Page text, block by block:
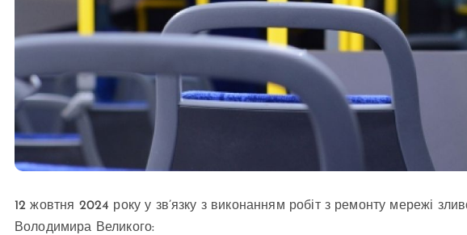
12 жовтня 2024 року у зв’язку з виконанням робіт з ремонту мережі
Володимира Великого: